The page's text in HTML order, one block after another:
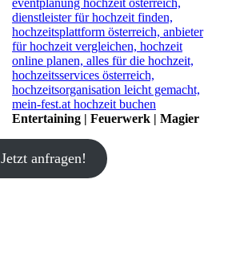
Entertaining | Feuerwerk | Magier
Jetzt anfragen!